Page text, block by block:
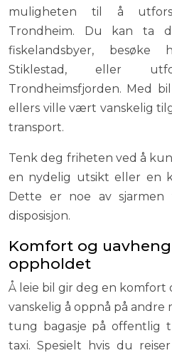
muligheten til å
Trondheim. Du kan ta
fiskelandsbyer, besøke
Stiklestad, eller
Trondheimsfjorden. Med
ellers ville vært vanskelig
transport.
Tenk deg friheten ved å
en nydelig utsikt eller en
Dette er noe av
disposisjon.
Komfort og
oppholdet
Å leie bil gir deg en komfort
vanskelig å oppnå på
tung bagasje på offentlig
taxi. Spesielt hvis du